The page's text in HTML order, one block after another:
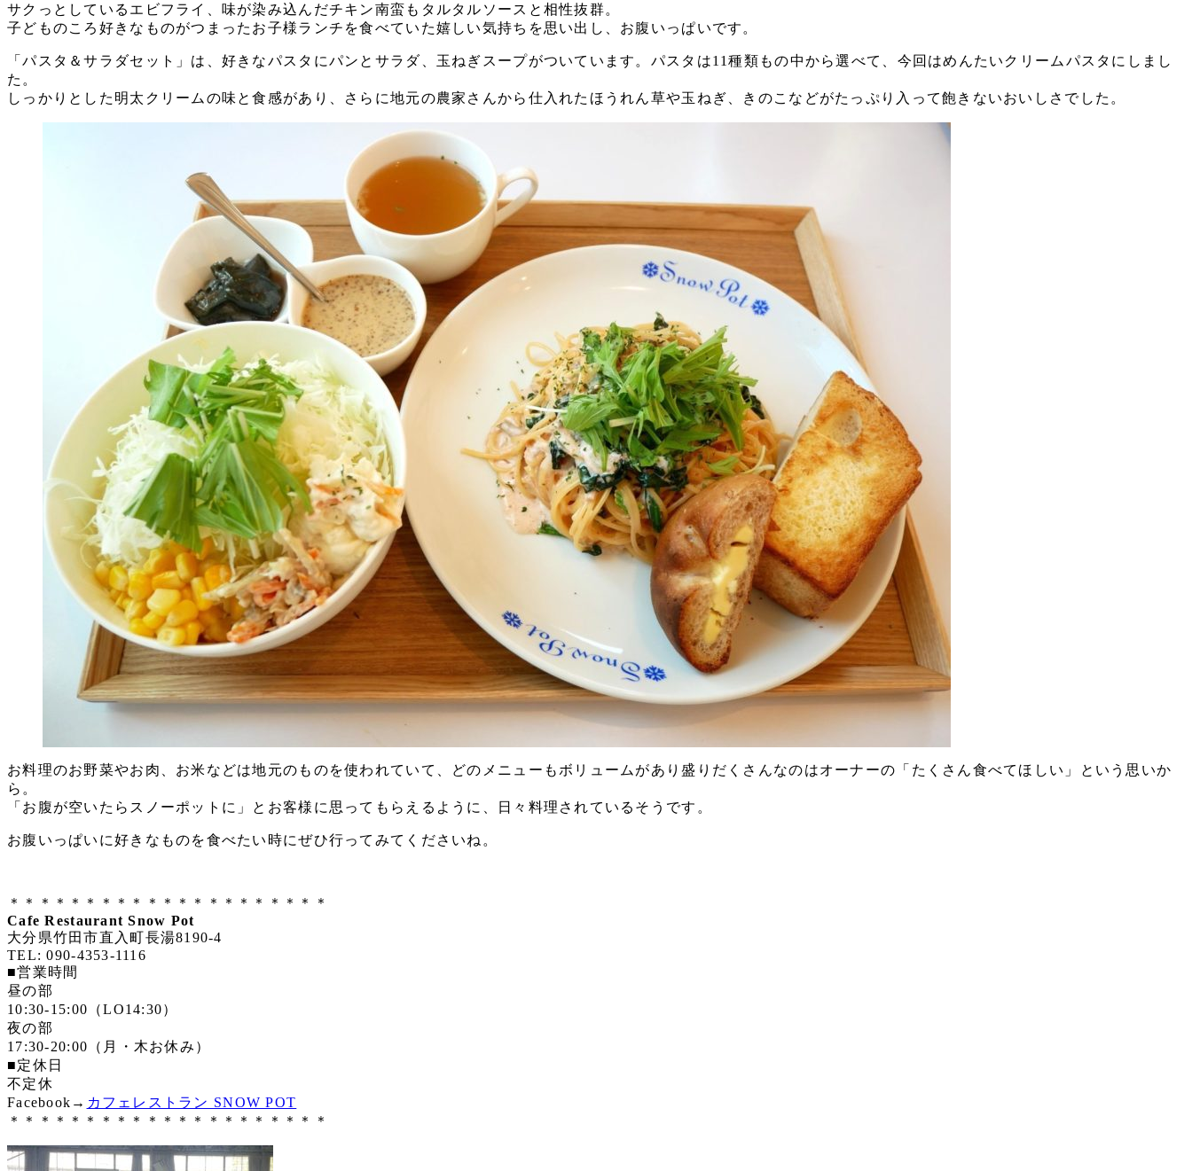
サクっとしているエビフライ、味が染み込んだチキン南蛮もタルタルソースと相性抜群。
子どものころ好きなものがつまったお子様ランチを食べていた嬉しい気持ちを思い出し、お腹いっぱいです。
「パスタ＆サラダセット」は、好きなパスタにパンとサラダ、玉ねぎスープがついています。パスタは11種類もの中から選べて、今回はめんたいクリームパスタにしまし
た。
しっかりとした明太クリームの味と食感があり、さらに地元の農家さんから仕入れたほうれん草や玉ねぎ、きのこなどがたっぷり入って飽きないおいしさでした。
お料理のお野菜やお肉、お米などは地元のものを使われていて、どのメニューもボリュームがあり盛りだくさんなのはオーナーの「たくさん食べてほしい」という思いか
ら。
「お腹が空いたらスノーポットに」とお客様に思ってもらえるように、日々料理されているそうです。
お腹いっぱいに好きなものを食べたい時にぜひ行ってみてくださいね。
＊＊＊＊＊＊＊＊＊＊＊＊＊＊＊＊＊＊＊＊＊
Cafe Restaurant Snow Pot
大分県竹田市直入町長湯8190-4
TEL: 090-4353-1116
■営業時間
昼の部
10:30-15:00（LO14:30）
夜の部
17:30-20:00（月・木お休み）
■定休日
不定休
Facebook→ カフェレストラン SNOW POT
＊＊＊＊＊＊＊＊＊＊＊＊＊＊＊＊＊＊＊＊＊